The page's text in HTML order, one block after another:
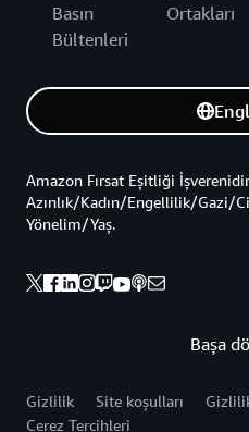
Basın
Bültenleri
Ortakları
Başa
Amazon Fırsat Eşitliği
Azınlık/Kadın/Engellilik/Gazi/
Yönelim/Yaş.
Gizlilik Site koşulları
Çerez Tercihleri